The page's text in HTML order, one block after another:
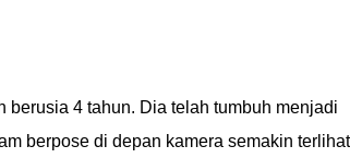
berusia 4 tahun. Dia telah tumbuh menjadi
berpose di depan kamera semakin